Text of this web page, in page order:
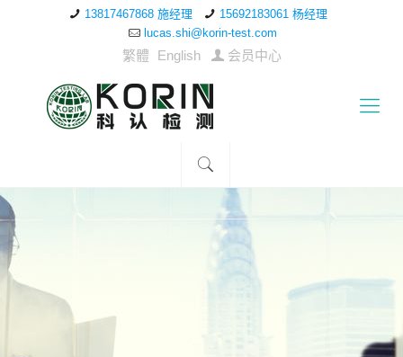
13817467868 施经理
15692183061 杨经理
lucas.shi@korin-test.com
繁體 English 会员中心